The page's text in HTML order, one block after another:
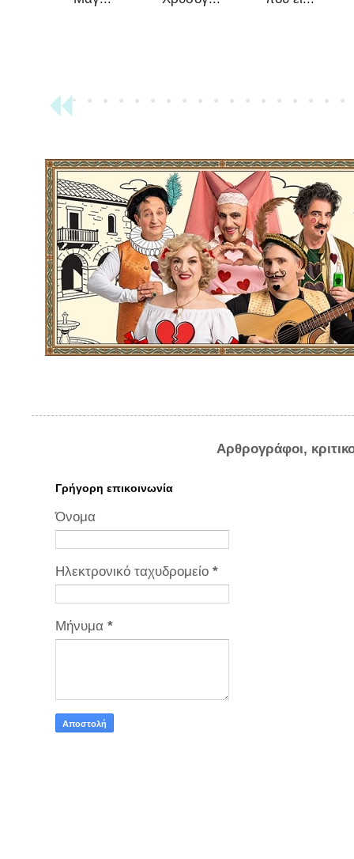
Αρθρογράφοι,
Γρήγορη επικοινωνία
Όνομα
Ηλεκτρονικό ταχυδρομείο *
Μήνυμα *